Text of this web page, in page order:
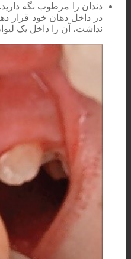
دندان را مرطوب نگه
در داخل دهان خود قرار
نداشت، آن را داخل یک